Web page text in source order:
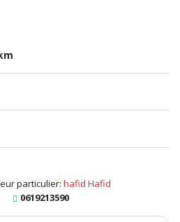
particulier: hafid Hafid
0619213590